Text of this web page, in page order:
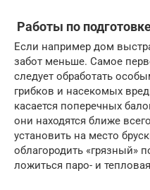
Работы по
Если например дом
забот меньше. Самое
следует обработать
грибков и насекомых
касается поперечных
они находятся ближе
установить на место
облагородить «грязный»
ложиться паро- и